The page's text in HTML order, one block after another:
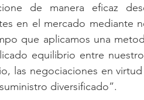
de manera eficaz
en el mercado mediante
que aplicamos una
equilibrio entre
las negociaciones en
diversificado”.